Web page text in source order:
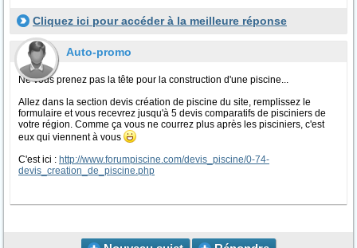
Cliquez ici pour accéder à la meilleure réponse
Auto-promo
Ne vous prenez pas la tête pour la construction d'une piscine...
Allez dans la section devis création de piscine du site, remplissez le
formulaire et vous recevrez jusqu'à 5 devis comparatifs de pisciniers de
votre région. Comme ça vous ne courrez plus après les pisciniers, c'est
eux qui viennent à vous
C'est ici : http://www.forumpiscine.com/devis_piscine/0-74-
devis_creation_de_piscine.php